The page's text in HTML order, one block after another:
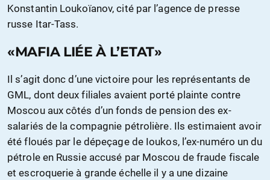
Konstantin Loukoïanov, cité par l’agence de presse
russe Itar-Tass.
«MAFIA LIÉE À L’ETAT»
Il s’agit donc d’une victoire pour les représentants de
GML, dont deux filiales avaient porté plainte contre
Moscou aux côtés d’un fonds de pension des ex-
salariés de la compagnie pétrolière. Ils estimaient avoir
été floués par le dépeçage de Ioukos, l’ex-numéro un du
pétrole en Russie accusé par Moscou de fraude fiscale
et escroquerie à grande échelle il y a une dizaine